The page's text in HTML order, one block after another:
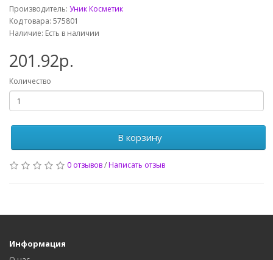
Производитель: Уник Косметик
Код товара: 575801
Наличие: Есть в наличии
201.92р.
Количество
В корзину
0 отзывов/Написать отзыв
Информация